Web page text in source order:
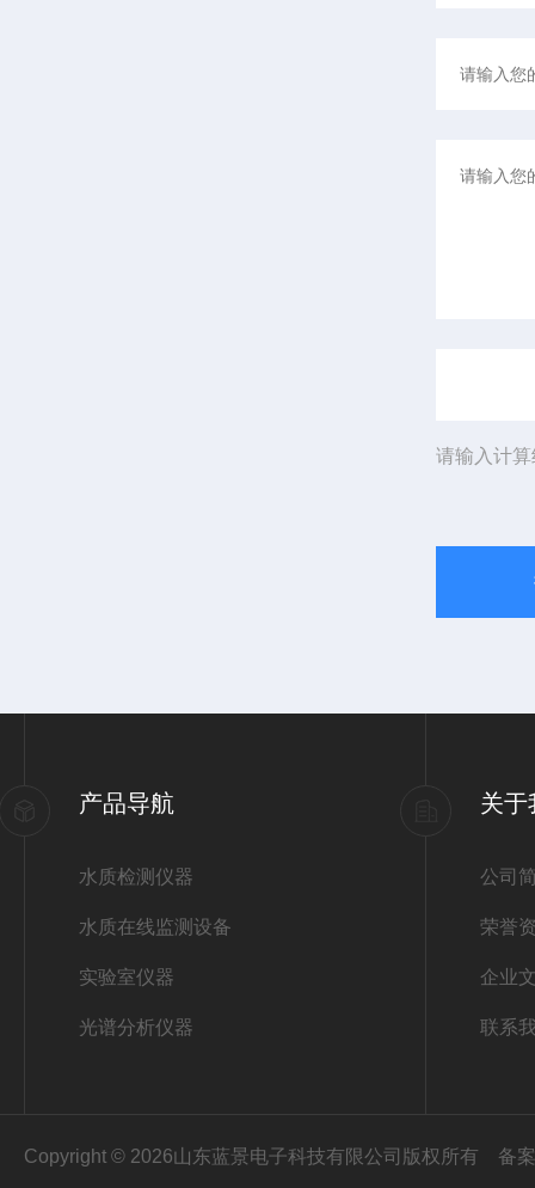
请输入计
产品导航
水质检测仪器
水质在线监测设备
实验室仪器
光谱分析仪器
关于
公司
荣誉
企业
联系
Copyright © 2026山东蓝景电子科技有限公司版权所有 备